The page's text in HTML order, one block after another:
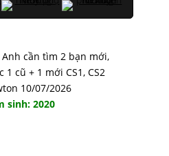
Anh cần tìm 2 bạn mới,
1 cũ + 1 mới CS1, CS2
10/07/2026
sinh: 2020